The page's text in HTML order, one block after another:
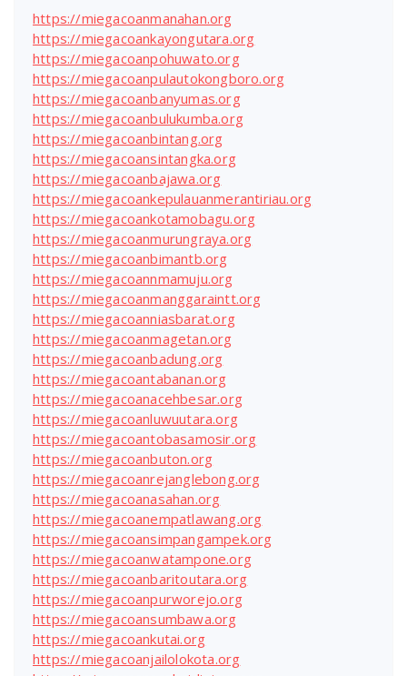
https://miegacoanmanahan.org
https://miegacoankayongutara.org
https://miegacoanpohuwato.org
https://miegacoanpulautokongboro.org
https://miegacoanbanyumas.org
https://miegacoanbulukumba.org
https://miegacoanbintang.org
https://miegacoansintangka.org
https://miegacoanbajawa.org
https://miegacoankepulauanmerantiriau.org
https://miegacoankotamobagu.org
https://miegacoanmurungraya.org
https://miegacoanbimantb.org
https://miegacoannmamuju.org
https://miegacoanmanggaraintt.org
https://miegacoanniasbarat.org
https://miegacoanmagetan.org
https://miegacoanbadung.org
https://miegacoantabanan.org
https://miegacoanacehbesar.org
https://miegacoanluwuutara.org
https://miegacoantobasamosir.org
https://miegacoanbuton.org
https://miegacoanrejanglebong.org
https://miegacoanasahan.org
https://miegacoanempatlawang.org
https://miegacoansimpangampek.org
https://miegacoanwatampone.org
https://miegacoanbaritoutara.org
https://miegacoanpurworejo.org
https://miegacoansumbawa.org
https://miegacoankutai.org
https://miegacoanjailolokota.org